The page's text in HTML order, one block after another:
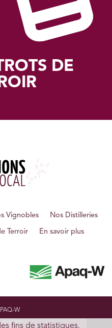
DE
Vignobles Nos Distilleries
Terroir En savoir plus
W
fins de statistiques.